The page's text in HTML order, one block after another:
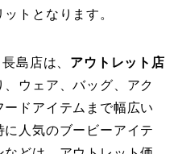
トとなります。
島店は、 アウトレット店
ウェア、バッグ、アク
ドアイテムまで幅広い
人気のブービーアイテ